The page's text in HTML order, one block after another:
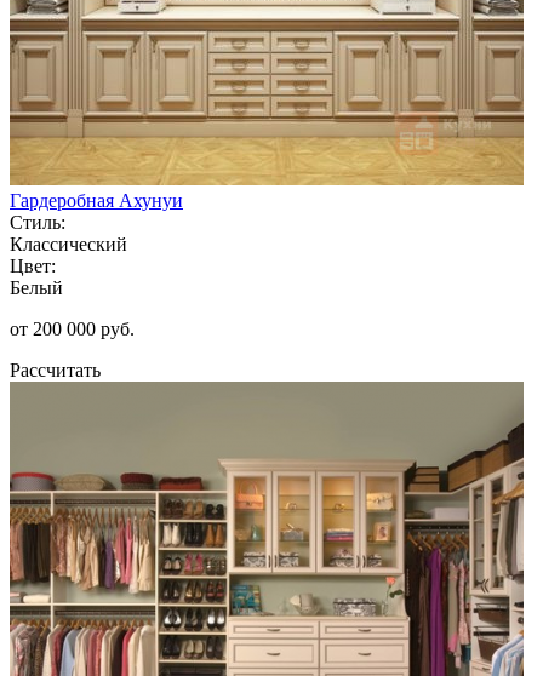
Гардеробная Ахунуи
Стиль:
Классический
Цвет:
Белый
от 200 000 руб.
Рассчитать